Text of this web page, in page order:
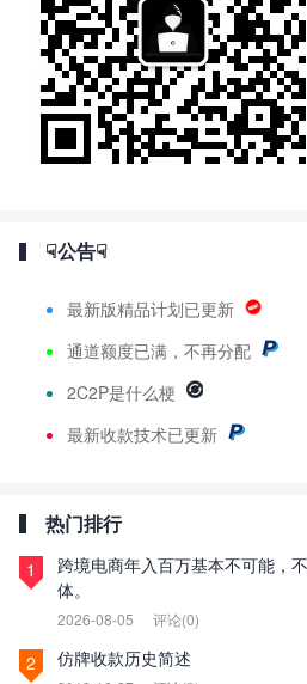
☟公告☟
最新版精品计划已更新
通道额度已满，不再分配
2C2P是什么梗
最新收款技术已更新
热门排行
1
跨境电商年入百万基本不可能，
体。
2026-08-05 评论(0)
2 仿牌收款历史简述